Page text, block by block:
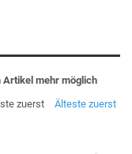
Artikel mehr möglich
zuerst
Älteste zuerst